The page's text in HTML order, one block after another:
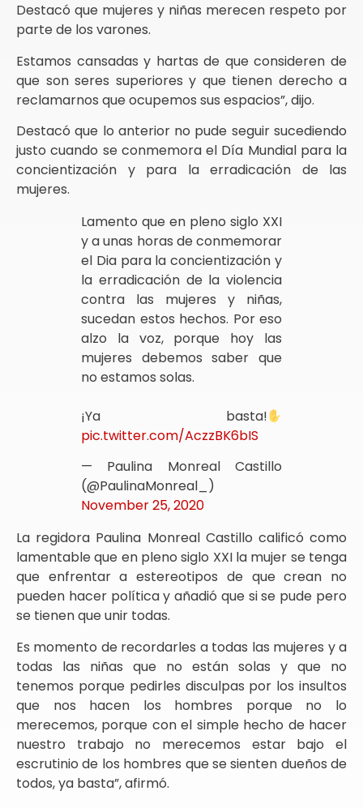
Destacó que mujeres y niñas merecen respeto por
parte de los varones.
Estamos cansadas y hartas de que consideren de
que son seres superiores y que tienen derecho a
reclamarnos que ocupemos sus espacios”, dijo.
Destacó que lo anterior no pude seguir sucediendo
justo cuando se conmemora el Día Mundial para la
concientización y para la erradicación de las
mujeres.
Lamento que en pleno siglo XXI
y a unas horas de conmemorar
el Dia para la concientización y
la erradicación de la violencia
contra las mujeres y niñas,
sucedan estos hechos. Por eso
alzo la voz, porque hoy las
mujeres debemos saber que
no estamos solas.
¡Ya basta!
pic.twitter.com/AczzBK6bIS
— Paulina Monreal Castillo
(@PaulinaMonreal_)
November 25, 2020
La regidora Paulina Monreal Castillo calificó como
lamentable que en pleno siglo XXI la mujer se tenga
que enfrentar a estereotipos de que crean no
pueden hacer política y añadió que si se pude pero
se tienen que unir todas.
Es momento de recordarles a todas las mujeres y a
todas las niñas que no están solas y que no
tenemos porque pedirles disculpas por los insultos
que nos hacen los hombres porque no lo
merecemos, porque con el simple hecho de hacer
nuestro trabajo no merecemos estar bajo el
escrutinio de los hombres que se sienten dueños de
todos, ya basta”, afirmó.